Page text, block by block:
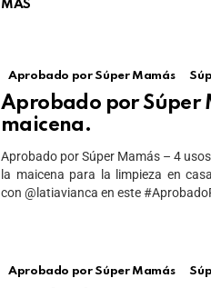
MÁS
Aprobado por Súper Mamás
Aprobado por Súper
maicena.
Aprobado por Súper Mamás – 4
la maicena para la limpieza en
con @latiavianca en este
Aprobado por Súper Mamás